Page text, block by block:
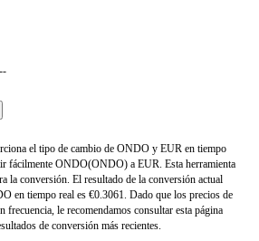
el tipo de cambio de ONDO y EUR en tiempo
fácilmente ONDO(ONDO) a EUR. Esta herramienta
la conversión. El resultado de la conversión actual
en tiempo real es €0.3061. Dado que los precios de
frecuencia, le recomendamos consultar esta página
de conversión más recientes.